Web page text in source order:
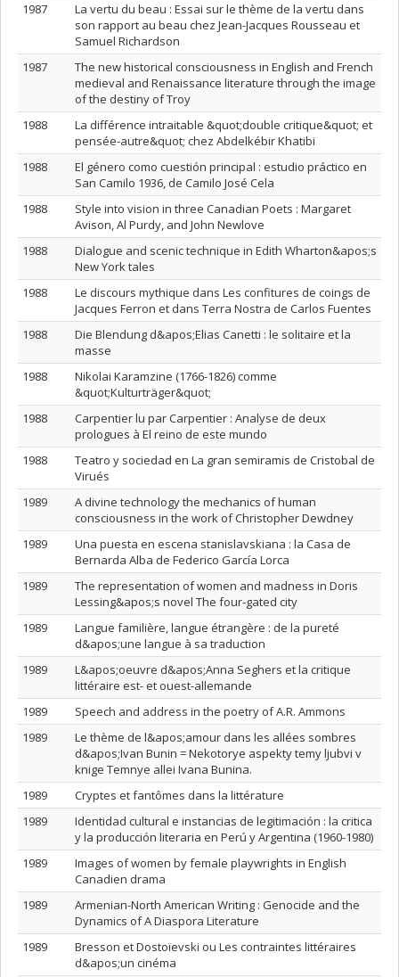
1987
La vertu du beau : Essai sur le thème de la vertu dans
son rapport au beau chez Jean-Jacques Rousseau et
Samuel Richardson
1987
The new historical consciousness in English and French
medieval and Renaissance literature through the image
of the destiny of Troy
1988
La différence intraitable &quot;double critique&quot; et
pensée-autre&quot; chez Abdelkébir Khatibi
1988
El género como cuestión principal : estudio práctico en
San Camilo 1936, de Camilo José Cela
1988
Style into vision in three Canadian Poets : Margaret
Avison, Al Purdy, and John Newlove
1988
Dialogue and scenic technique in Edith Wharton&apos;s
New York tales
1988
Le discours mythique dans Les confitures de coings de
Jacques Ferron et dans Terra Nostra de Carlos Fuentes
1988
Die Blendung d&apos;Elias Canetti : le solitaire et la
masse
1988
Nikolai Karamzine (1766-1826) comme
&quot;Kulturträger&quot;
1988
Carpentier lu par Carpentier : Analyse de deux
prologues à El reino de este mundo
1988
Teatro y sociedad en La gran semiramis de Cristobal de
Virués
1989
A divine technology the mechanics of human
consciousness in the work of Christopher Dewdney
1989
Una puesta en escena stanislavskiana : la Casa de
Bernarda Alba de Federico García Lorca
1989
The representation of women and madness in Doris
Lessing&apos;s novel The four-gated city
1989
Langue familière, langue étrangère : de la pureté
d&apos;une langue à sa traduction
1989
L&apos;oeuvre d&apos;Anna Seghers et la critique
littéraire est- et ouest-allemande
1989
Speech and address in the poetry of A.R. Ammons
1989
Le thème de l&apos;amour dans les allées sombres
d&apos;Ivan Bunin = Nekotorye aspekty temy ljubvi v
knige Temnye allei Ivana Bunina.
1989
Cryptes et fantômes dans la littérature
1989
Identidad cultural e instancias de legitimación : la critica
y la producción literaria en Perú y Argentina (1960-1980)
1989
Images of women by female playwrights in English
Canadien drama
1989
Armenian-North American Writing : Genocide and the
Dynamics of A Diaspora Literature
1989
Bresson et Dostoïevski ou Les contraintes littéraires
d&apos;un cinéma